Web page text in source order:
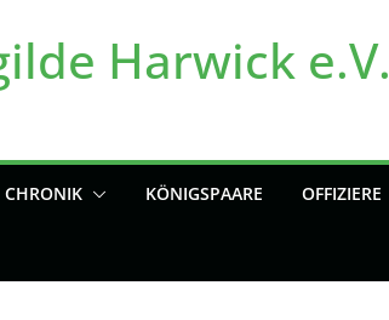
Harwick e.V.
CHRONIK KÖNIGSPAARE OFFIZIERE